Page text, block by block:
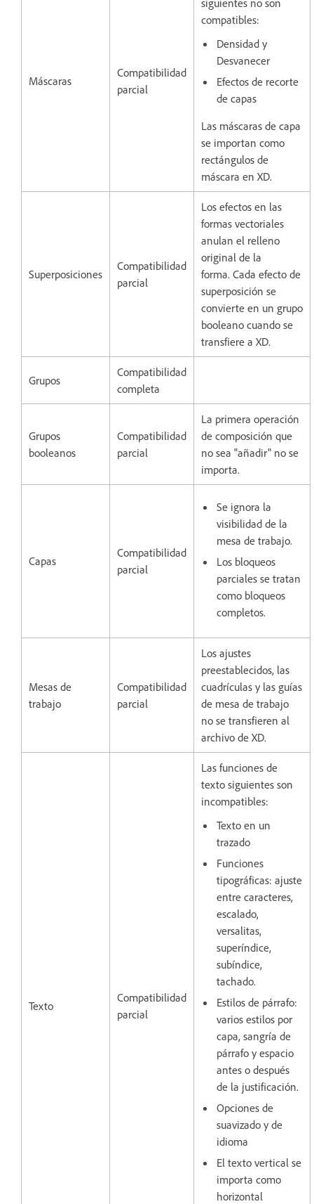
Máscaras
Compatibilidad
parcial
siguientes no son
compatibles:
Densidad y
Desvanecer
Efectos de recorte
de capas
Las máscaras de capa
se importan como
rectángulos de
máscara en XD.
Superposiciones
Compatibilidad
parcial
Los efectos en las
formas vectoriales
anulan el relleno
original de la
forma. Cada efecto de
superposición se
convierte en un grupo
booleano cuando se
transfiere a XD.
Grupos
Compatibilidad
completa
Grupos
booleanos
Compatibilidad
parcial
La primera operación
de composición que
no sea "añadir" no se
importa.
Capas
Compatibilidad
parcial
Se ignora la
visibilidad de la
mesa de trabajo.
Los bloqueos
parciales se tratan
como bloqueos
completos.
Mesas de
trabajo
Compatibilidad
parcial
Los ajustes
preestablecidos, las
cuadrículas y las guías
de mesa de trabajo
no se transfieren al
archivo de XD.
Texto
Compatibilidad
parcial
Las funciones de
texto siguientes son
incompatibles:
Texto en un
trazado
Funciones
tipográficas: ajuste
entre caracteres,
escalado,
versalitas,
superíndice,
subíndice,
tachado.
Estilos de párrafo:
varios estilos por
capa, sangría de
párrafo y espacio
antes o después
de la justificación.
Opciones de
suavizado y de
idioma
El texto vertical se
importa como
horizontal